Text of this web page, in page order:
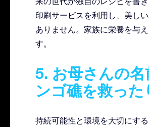
印刷サービスを利用し、美し
ありません。家族に栄養を与
す。
5. お母さんの
ンゴ礁を救った
持続可能性と環境を大切にす